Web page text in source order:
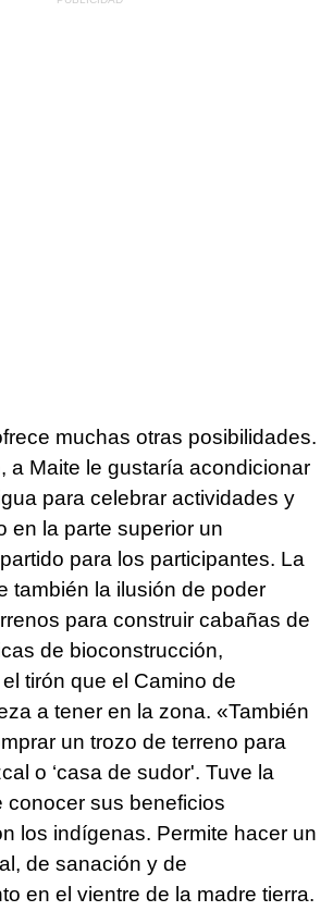
muchas otras posibilidades.
a Maite le gustaría acondicionar
para celebrar actividades y
en la parte superior un
para los participantes. La
también la ilusión de poder
para construir cabañas de
de bioconstrucción,
tirón que el Camino de
a tener en la zona. «También
un trozo de terreno para
o ‘casa de sudor'. Tuve la
conocer sus beneficios
los indígenas. Permite hacer un
de sanación y de
en el vientre de la madre tierra.